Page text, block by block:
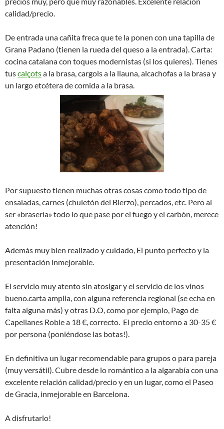
calidad/precio.
De entrada una cañita freca que te la ponen con una tapilla de
Grana Padano (tienen la rueda del queso a la entrada). Carta:
cocina catalana con toques modernistas (si los quieres). Tienes
tuscalçotsa la brasa, cargols a la llauna, alcachofas a la brasa y
un largo etcétera de comida a la brasa.
Por supuesto tienen muchas otras cosas como todo tipo de
ensaladas, carnes (chuletón del Bierzo), percados, etc. Pero al
ser «brasería» todo lo que pase por el fuego y el carbón, merece
atención!
Además muy bien realizado y cuidado, El punto perfecto y la
presentación inmejorable.
El servicio muy atento sin atosigar y el servicio de los vinos
bueno.carta amplia, con alguna referencia regional (se echa en
falta alguna más) y otras D.O, como por ejemplo, Pago de
Capellanes Roble a 18 €, correcto. El precio entorno a 30-35 €
por persona (poniéndose las botas!).
En definitiva un lugar recomendable para grupos o para pareja
(muy versátil). Cubre desde lo romántico a la algarabía con una
excelente relación calidad/precio y en un lugar, como el Paseo
de Gracia, inmejorable en Barcelona.
A disfrutarlo!